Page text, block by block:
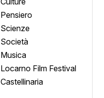
Pensiero
Scienze
Società
Musica
Locarno Film Festival
Castellinaria